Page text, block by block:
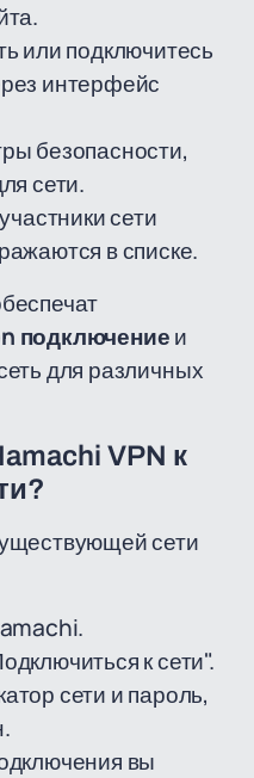
или подключитесь
интерфейс
безопасности,
сети.
сети
в списке.
подключениеи
для различных
VPN к
сети
к сети".
сети и пароль,
вы